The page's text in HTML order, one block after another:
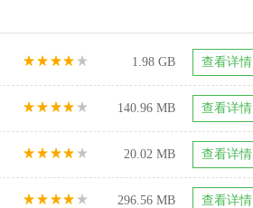
1.98 GB 查看详情
140.96 MB 查看详情
20.02 MB 查看详情
296.56 MB 查看详情